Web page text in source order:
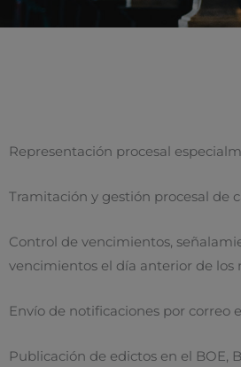
Representación procesal
Tramitación y gestión procesal de
Control de vencimientos,
vencimientos el día anterior de los
Envío de notificaciones por correo
Publicación de edictos en el BOE,